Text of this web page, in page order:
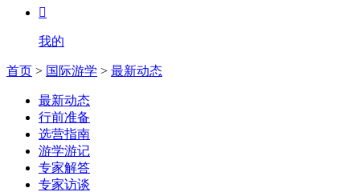

我的
首页 > 国际游学 > 最新动态
最新动态
行前准备
选营指南
游学游记
专家解答
专家访谈